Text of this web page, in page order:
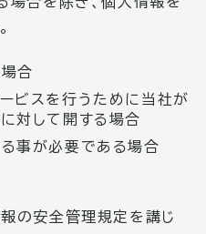
合
ビスを行うために当社が
対して開する場合
事が必要である場合
の安全管理規定を講じ